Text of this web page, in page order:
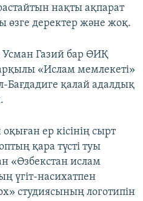
нақты ақпарат
өзге деректер және жоқ.
Газий бар ӨИҚ
«Ислам мемлекеті»
Бағдадиге қалай адалдық
ер кісінің сырт
қара түсті туы
«Өзбекстан ислам
үгіт-насихатпен
студиясының логотипін